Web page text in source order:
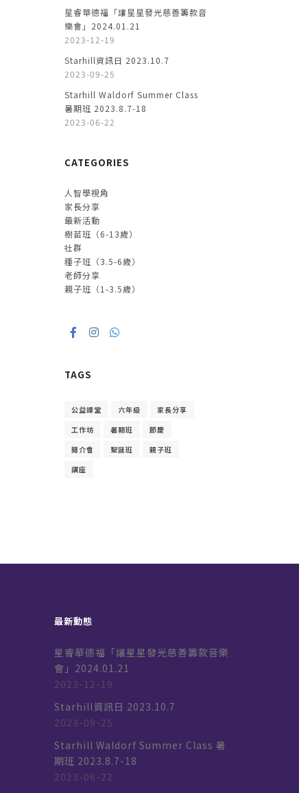
星睿華德福「讓星星發光慈善籌款音
樂會」2024.01.21
2023-12-19
Starhill資訊日 2023.10.7
2023-09-25
Starhill Waldorf Summer Class
暑期班 2023.8.7-18
2023-06-22
CATEGORIES
人智學視角
家長分享
最新活動
樹苗班（6-13歲）
社群
種子班（3.5-6歲）
老師分享
親子班（1-3.5歲）
TAGS
公益課堂 六年級
家長分享
工作坊
暑期班
節慶
簡介會
聖誕班
親子班
講座
最新動態
星睿華德福「讓星星發光慈善籌款音樂
會」2024.01.21
2023-12-19
Starhill資訊日 2023.10.7
2023-09-25
Starhill Waldorf Summer Class 暑
期班 2023.8.7-18
2023-06-22